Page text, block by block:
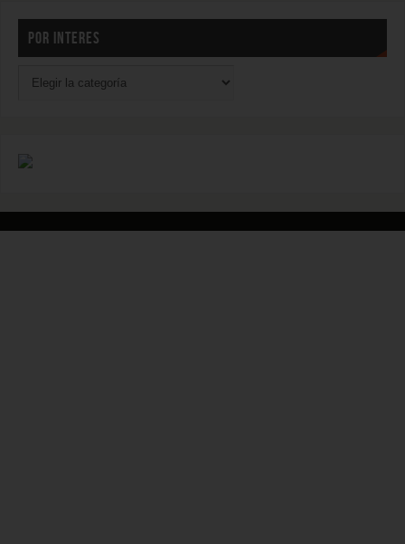
POR INTERES